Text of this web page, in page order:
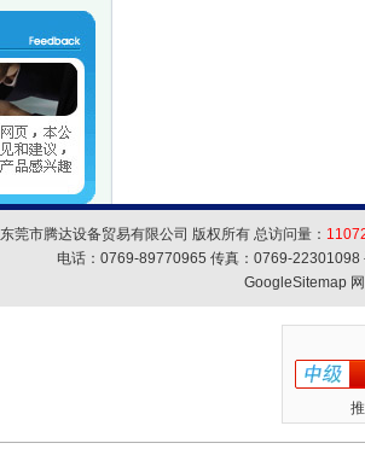
东莞市腾达设备贸易有限公司 版权所有 总访问量：
电话：0769-89770965 传真：0769-
GoogleSitemap网